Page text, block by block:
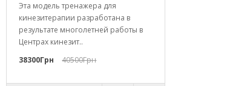
Эта модель тренажера для
кинезитерапии разработана в
результате многолетней работы в
Центрах кинезит..
38300Грн
40500Грн